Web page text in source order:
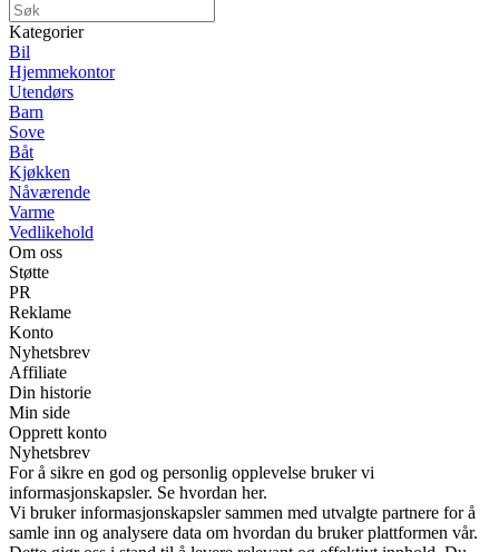
Kategorier
Bil
Hjemmekontor
Utendørs
Barn
Sove
Båt
Kjøkken
Nåværende
Varme
Vedlikehold
Om oss
Støtte
PR
Reklame
Konto
Nyhetsbrev
Affiliate
Din historie
Min side
Opprett konto
Nyhetsbrev
For å sikre en god og personlig opplevelse bruker vi
informasjonskapsler. Se hvordan her.
Vi bruker informasjonskapsler sammen med utvalgte partnere for å
samle inn og analysere data om hvordan du bruker plattformen vår.